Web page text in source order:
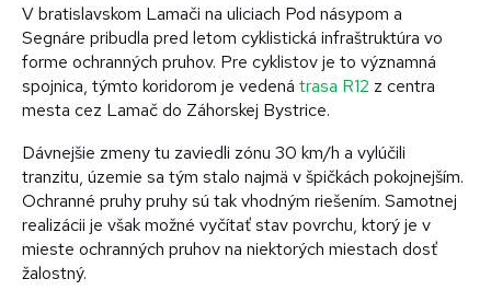
V bratislavskom Lamači na uliciach Pod násypom a
Segnáre pribudla pred letom cyklistická infraštruktúra vo
forme ochranných pruhov. Pre cyklistov je to významná
spojnica, týmto koridorom je vedená trasa R12 z centra
mesta cez Lamač do Záhorskej Bystrice.
Dávnejšie zmeny tu zaviedli zónu 30 km/h a vylúčili
tranzitu, územie sa tým stalo najmä v špičkách pokojnejším.
Ochranné pruhy pruhy sú tak vhodným riešením. Samotnej
realizácii je však možné vyčítať stav povrchu, ktorý je v
mieste ochranných pruhov na niektorých miestach dosť
žalostný.